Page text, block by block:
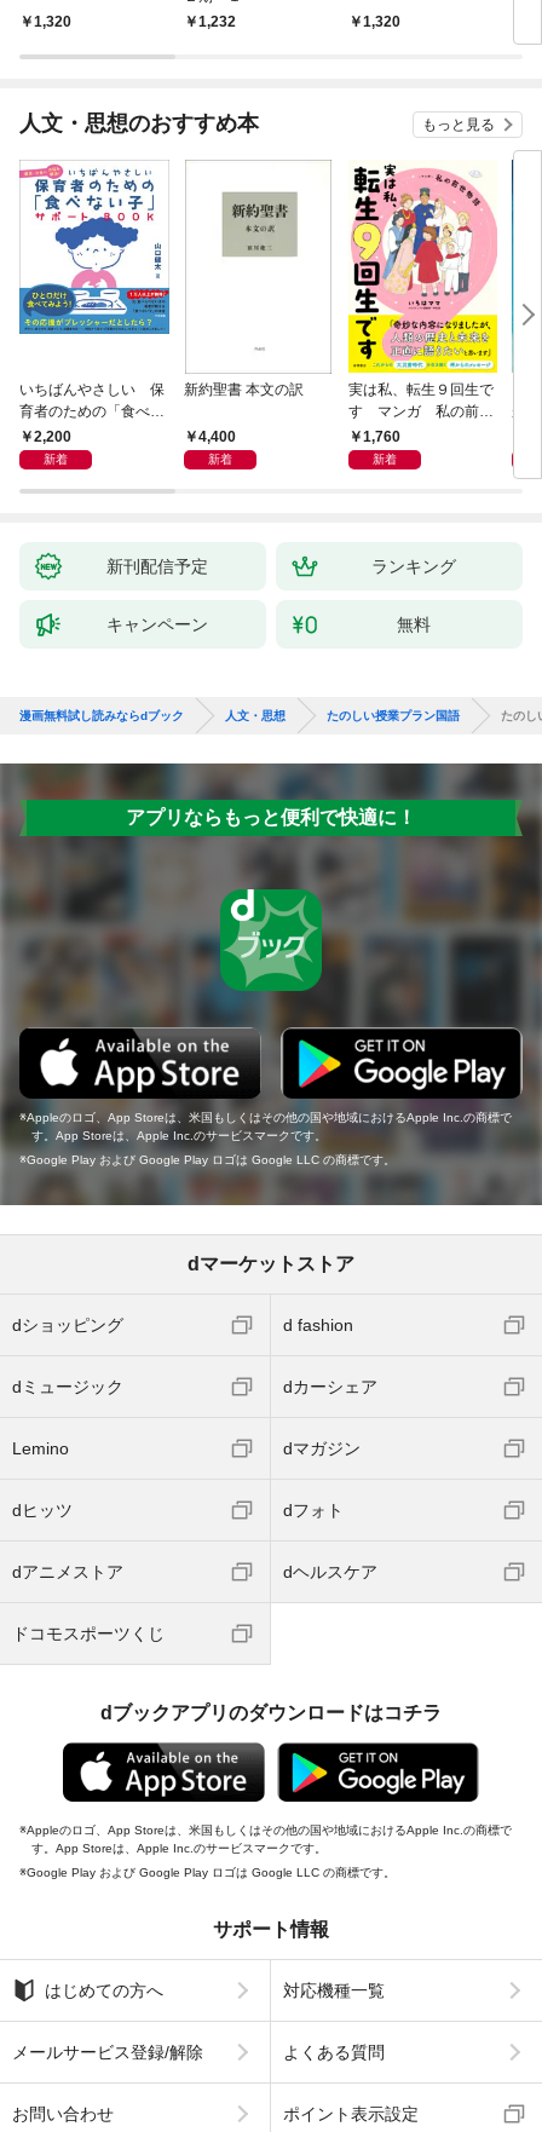
1,320
1,232
1,320
人文・思想のおすすめ本 もっと見る
いちばんやさしい 保
育者のための「食べな
い子」サポートＢＯＯ
Ｋ 偏食・少食のお悩
2,200
新着
新約聖書 本文の訳
4,400
新着
実は私、転生９回生で
す マンガ 私の前世
物語1,760
新着
が
新刊配信予定 ランキング
キャンペーン 無料
漫画無料試し読みならdブック 人文・思想 たのしい授業プラン国語 たのし
アプリならもっと便利で快適に！
Appleのロゴ、App Storeは、米国もしくはその他の国や地域におけるApple Inc.の商標で
す。App Storeは、Apple Inc.のサービスマークです。
Google Play および Google Play ロゴは Google LLC の商標です。
dマーケットストア
dショッピング d fashion
dミュージック dカーシェア
Lemino dマガジン
dヒッツ dフォト
dアニメストア dヘルスケア
ドコモスポーツくじ
dブックアプリのダウンロードはコチラ
Appleのロゴ、App Storeは、米国もしくはその他の国や地域におけるApple Inc.の商標で
す。App Storeは、Apple Inc.のサービスマークです。
Google Play および Google Play ロゴは Google LLC の商標です。
サポート情報
はじめての方へ 対応機種一覧
メールサービス登録/解除 よくある質問
お問い合わせ ポイント表示設定